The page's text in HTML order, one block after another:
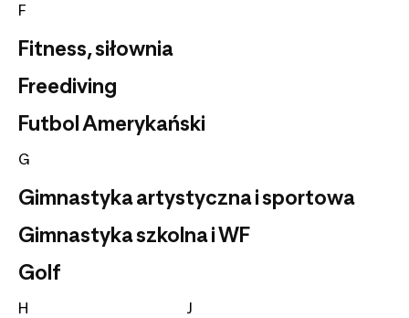
F
Fitness, siłownia
Freediving
Futbol Amerykański
G
Gimnastyka artystyczna i sportowa
Gimnastyka szkolna i WF
Golf
H J